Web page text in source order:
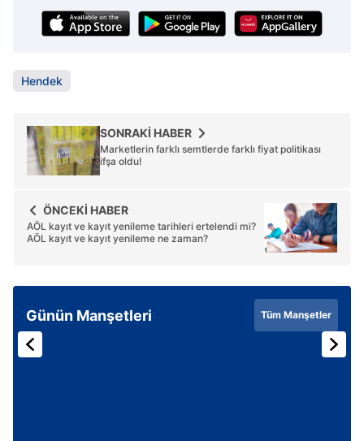
Hendek
SONRAKİ HABER
Marketlerin farklı semtlerde farklı fiyat politikası
ifşa oldu!
ÖNCEKİ HABER
AÖL kayıt ve kayıt yenileme tarihleri ertelendi mi?
AÖL kayıt ve kayıt yenileme ne zaman?
Günün Manşetleri Tüm Manşetler